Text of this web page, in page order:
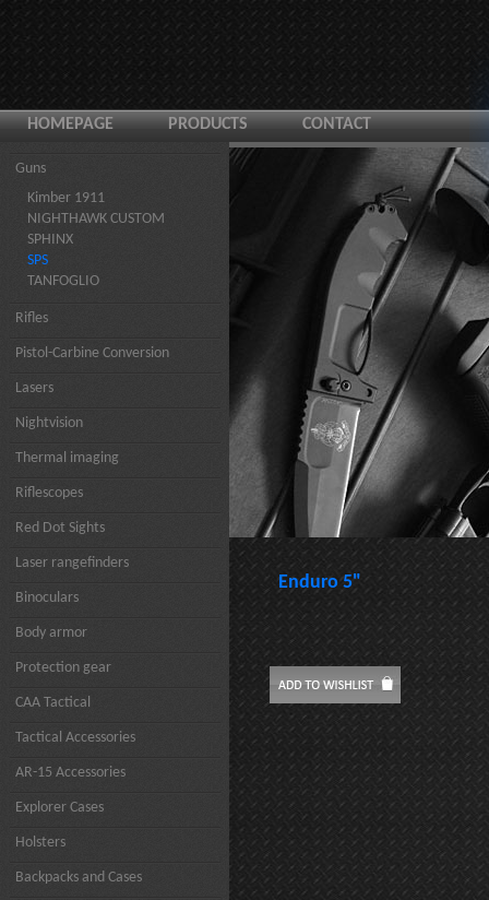
HOMEPAGE PRODUCTS CONTACT
Guns
Kimber 1911
NIGHTHAWK CUSTOM
SPHINX
SPS
TANFOGLIO
Rifles
Pistol-Carbine Conversion
Lasers
Nightvision
Thermal imaging
Riflescopes
Red Dot Sights
Laser rangefinders
Binoculars
Body armor
Protection gear
CAA Tactical
Tactical Accessories
AR-15 Accessories
Explorer Cases
Holsters
Backpacks and Cases
Enduro 5"